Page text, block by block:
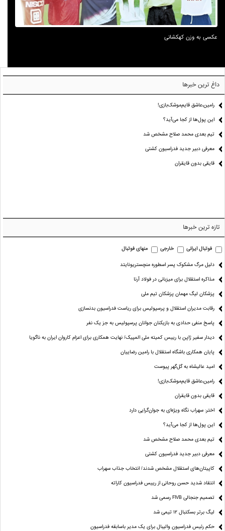
عکسی به وزن کهکشانی
داغ ترین خبرها
رامین،عاشق قایم‌موشک‌بازی!
این پول‌ها از کجا می‌آید؟
تیم بعدی محمد صلاح مشخص شد
معرفی دبیر جدید فدراسیون کشتی
قایقی بدون قایقران
تازه ترین خبرها
فوتبال ایرانی خارجی منهای فوتبال
دلیل مرگ مشکوک پسر اسطوره منچستریونایتد
مذاکره استقلال برای میزبانی در فولاد آرنا
پزشکان لیگ مهمان پزشکان تیم ملی
رقابت مدیران استقلال و پرسپولیس برای ریاست فدراسیون بدنسازی
پاسخ منفی حدادی به بازیکنان جوانان پرسپولیس به جز یک نفر
دیدار سفیر ژاپن با رییس کمیته ملی المپیک/ نهایت همکاری برای اعزام کاروان ایران به ناگویا
پایان همکاری باشگاه استقلال با رامین رضاییان
امید عالیشاه به گل‌گهر پیوست
رامین،عاشق قایم‌موشک‌بازی!
قایقی بدون قایقران
اختر: سهراب نگاه ویژه‌ای به جوان‌گرایی دارد
این پول‌ها از کجا می‌آید؟
تیم بعدی محمد صلاح مشخص شد
معرفی دبیر جدید فدراسیون کشتی
کاپیتان‌های استقلال مشخص شدند/ انتخاب جذاب سهراب
انتقاد شدید حسن روحانی از رییس فدراسیون کاراته
تصمیم جنجالی FIVB رسمی شد
لیگ برتر بسکتبال ۱۲ تیمی شد
حکم رئیس فدراسیون والیبال برای یک مدیر باسابقه فدراسیون